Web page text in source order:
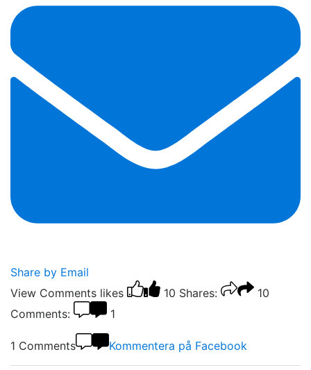
Share by Email
View Comments likes 10 Shares:
10
Comments:
1
1 Comments Kommentera på Facebook